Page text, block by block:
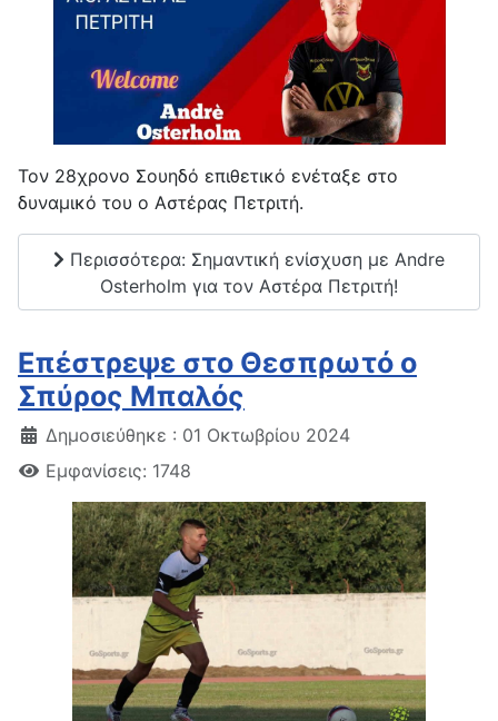
Τον 28χρονο Σουηδό επιθετικό ενέταξε στο
δυναμικό του ο Αστέρας Πετριτή.
Περισσότερα: Σημαντική ενίσχυση με Andre
Osterholm για τον Αστέρα Πετριτή!
Επέστρεψε στο Θεσπρωτό ο
Σπύρος Μπαλός
Δημοσιεύθηκε : 01 Οκτωβρίου 2024
Εμφανίσεις: 1748